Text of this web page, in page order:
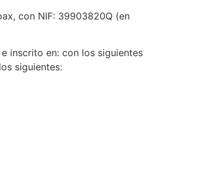
, con NIF: 39903820Q (en
inscrito en: con los siguientes
siguientes: